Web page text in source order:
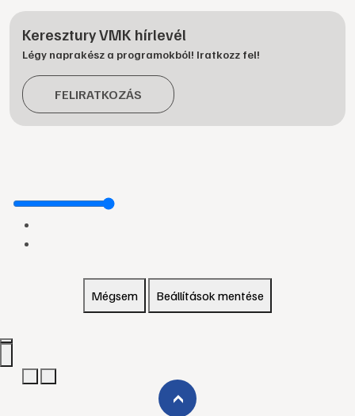
Keresztury VMK hírlevél
Légy naprakész a programokból! Iratkozz fel!
FELIRATKOZÁS
Mégsem Beállítások mentése
›